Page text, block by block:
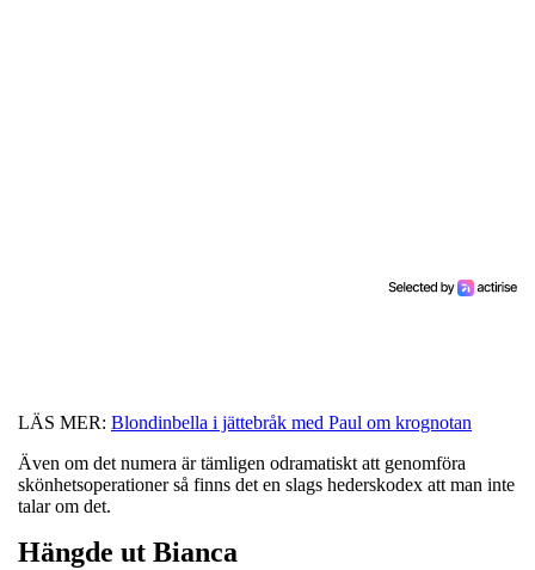
LÄS MER: Blondinbella i jättebråk med Paul om krognotan
Även om det numera är tämligen odramatiskt att genomföra
skönhetsoperationer så finns det en slags hederskodex att man inte
talar om det.
Hängde ut Bianca